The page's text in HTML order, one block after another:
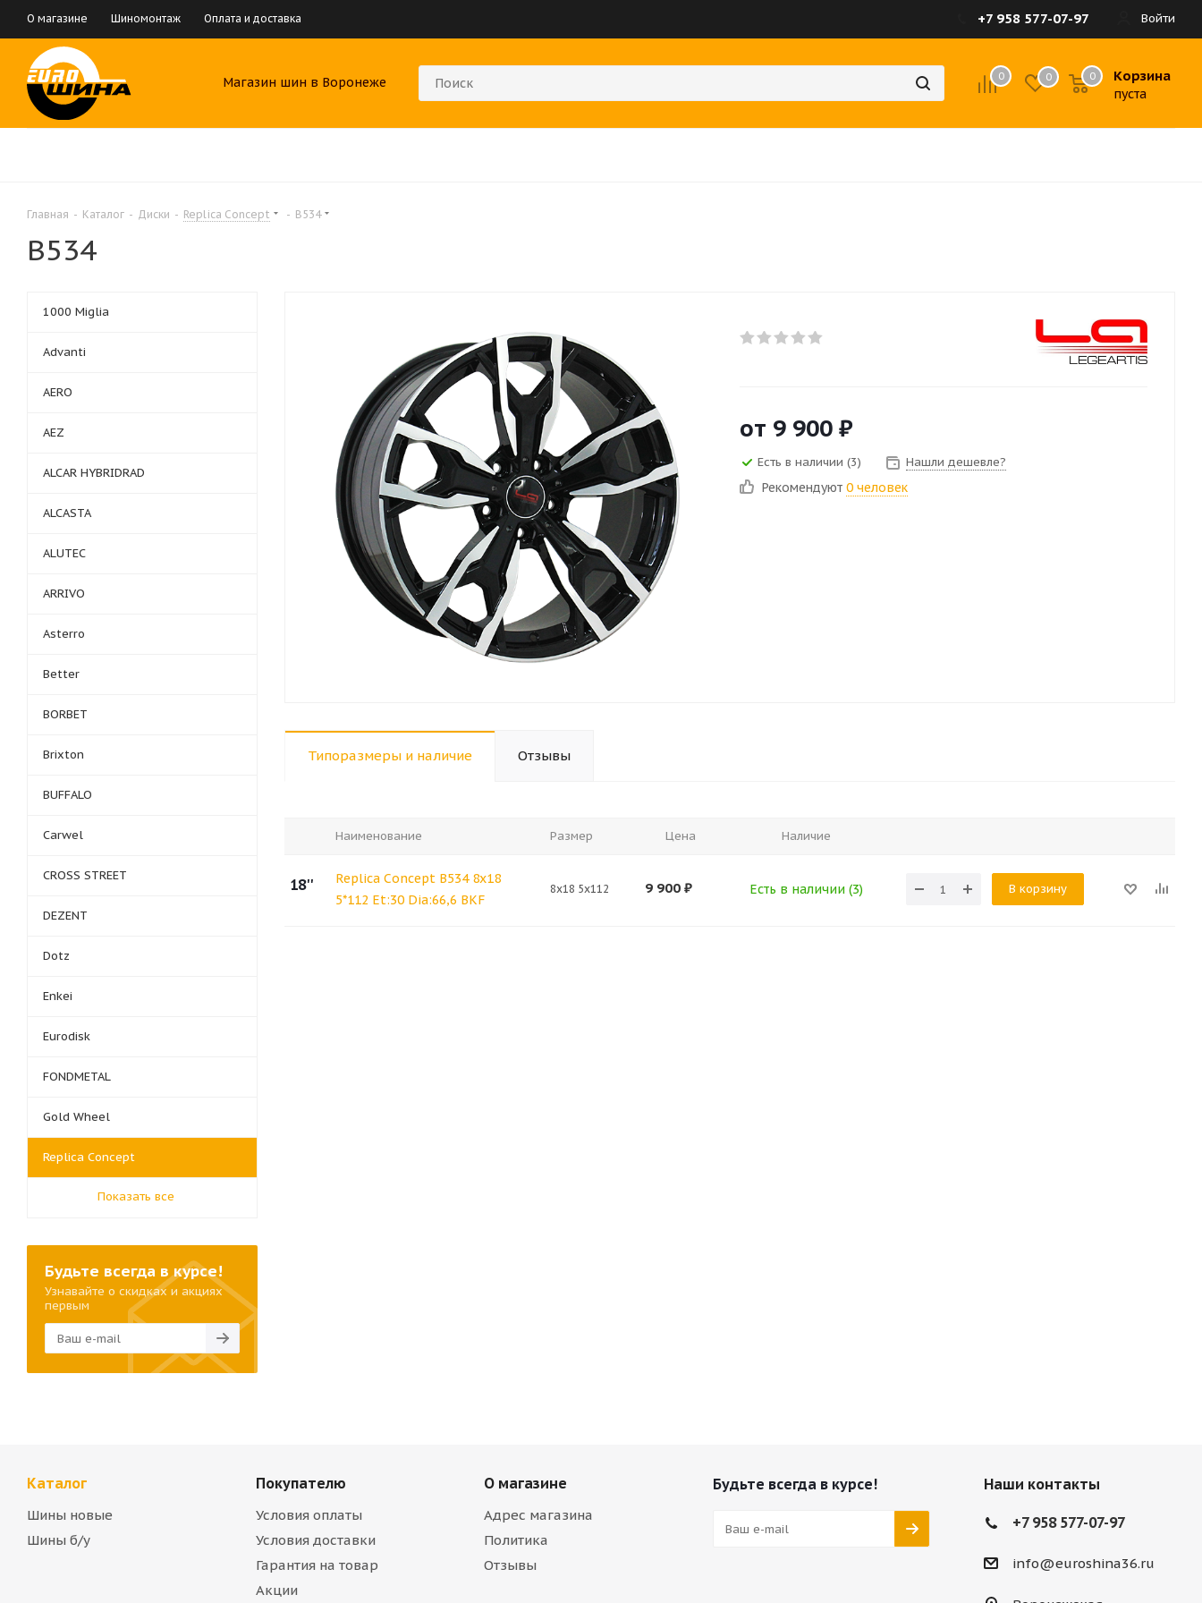
О магазине Шиномонтаж Оплата и доставка Войти
+7 958 577-07-97
Магазин шин в Воронеже 0 0 Корзина
пуста
0
Главная - Каталог - Диски - Replica Concept - B534
B534
от 9 900 ₽
Есть в наличии (3) Нашли дешевле?
Рекомендуют 0 человек
Типоразмеры и наличие Отзывы
Наименование Размер Цена Наличие
18''
Replica Concept B534 8x18
5*112 Et:30 Dia:66,6 BKF
8x18 5x112 9 900 ₽ Есть в наличии (3) В корзину
1000 Miglia
Advanti
AERO
AEZ
ALCAR HYBRIDRAD
ALCASTA
ALUTEC
ARRIVO
Asterro
Better
BORBET
Brixton
BUFFALO
Carwel
CROSS STREET
DEZENT
Dotz
Enkei
Eurodisk
FONDMETAL
Gold Wheel
Replica Concept
Показать все
Будьте всегда в курсе!
Узнавайте о скидках и акциях
первым
Каталог
Шины новые
Шины б/у
Покупателю
Условия оплаты
Условия доставки
Гарантия на товар
Акции
О магазине
Адрес магазина
Политика
Отзывы
Будьте всегда в курсе! Наши контакты
+7 958 577-07-97
info@euroshina36.ru